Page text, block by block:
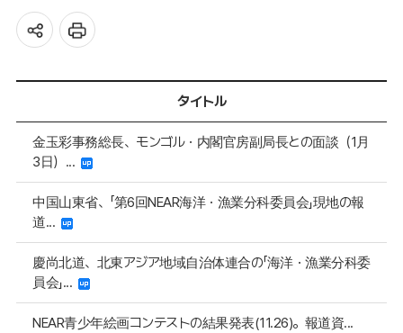
タイトル
金玉彩事務総長、モンゴル・内閣官房副局長との面談（1月
3日）...
中国山東省、「第6回NEAR海洋・漁業分科委員会」現地の報
道...
慶尚北道、北東アジア地域自治体連合の「海洋・漁業分科委
員会」...
NEAR青少年絵画コンテストの結果発表(11.26)。報道資...